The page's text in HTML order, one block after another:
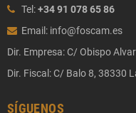
Tel:+34 91 078 65 86
Email: info@foscam.es
Dir. Empresa: C/ Obispo
Dir. Fiscal: C/ Balo 8, 38330
SÍGUENOS